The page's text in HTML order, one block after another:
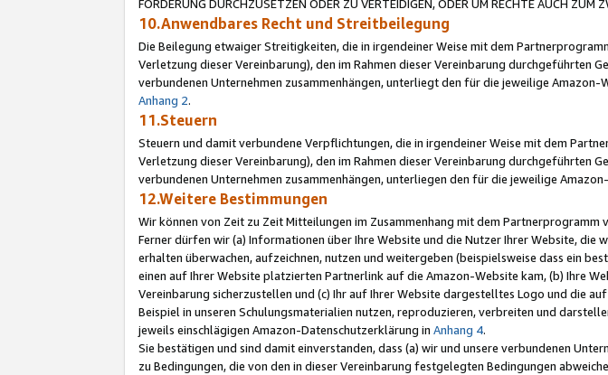
FORDERUNG DURCHZUSETZEN ODER ZU VERTEIDIGEN, ODER UM RECHTE AUCH ZUM
10.Anwendbares Recht und Streitbeilegung
Die Beilegung etwaiger Streitigkeiten, die in irgendeiner Weise mit dem
Verletzung dieser Vereinbarung), den im Rahmen dieser Vereinbarung durchgeführten
verbundenen Unternehmen zusammenhängen, unterliegt den für die jeweilige
Anhang 2.
11.Steuern
Steuern und damit verbundene Verpflichtungen, die in irgendeiner Weise mit dem
Verletzung dieser Vereinbarung), den im Rahmen dieser Vereinbarung durchgeführten
verbundenen Unternehmen zusammenhängen, unterliegen den für die jeweilige
12.Weitere Bestimmungen
Wir können von Zeit zu Zeit Mitteilungen im Zusammenhang mit dem Partnerprogramm
Ferner dürfen wir (a) Informationen über Ihre Website und die Nutzer Ihrer Website,
erhalten überwachen, aufzeichnen, nutzen und weitergeben (beispielsweise dass ein
einen auf Ihrer Website platzierten Partnerlink auf die Amazon-Website kam, (b) Ihre
Vereinbarung sicherzustellen und (c) Ihr auf Ihrer Website dargestelltes Logo und die
Beispiel in unseren Schulungsmaterialien nutzen, reproduzieren, verbreiten und
jeweils einschlägigen Amazon-Datenschutzerklärung in Anhang 4.
Sie bestätigen und sind damit einverstanden, dass (a) wir und unsere verbundenen
zu Bedingungen, die von den in dieser Vereinbarung festgelegten Bedingungen